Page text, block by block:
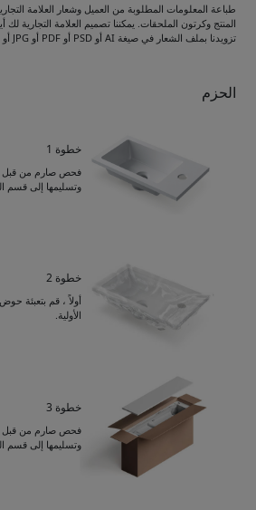
طباعة المعلومات المطلوبة من العميل وشعار العلامة
المنتج وكرتون الملحقات. يمكننا تصميم العلامة التجارية لك
تزويدنا بملف الشعار في صيغة AI أو PSD أو PDF أو JPG أو PNG.)
الحزم
خطوة 1
فحص صارم من قبل
وتسليمها إلى قسم
خطوة 2
أولاً ، قم بتعبئة
الأولية.
خطوة 3
فحص صارم من قبل
وتسليمها إلى قسم